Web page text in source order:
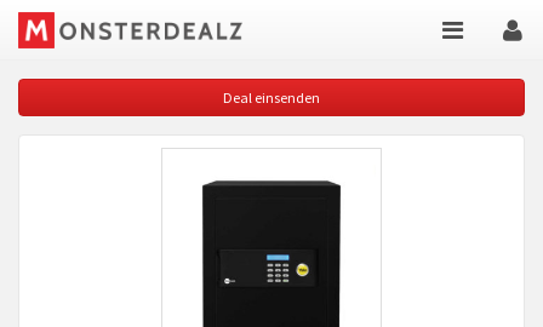
Deal einsenden